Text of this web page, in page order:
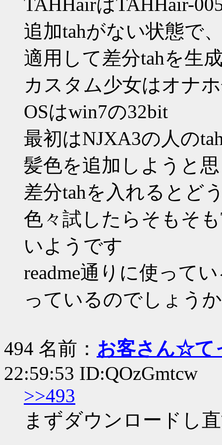
追加tahがない状態で
適用して差分tahを生
カスタム少女はオナ
OSはwin7の32bit
最初はNJXA3の人の
髪色を追加しようと
差分tahを入れるとど
色々試したらそもそ
いようです
readme通りに使って
っているのでしょう
494 名前： お客さん☆て
22:59:53 ID:QOzGmtcw
>>493
まずダウンロードし